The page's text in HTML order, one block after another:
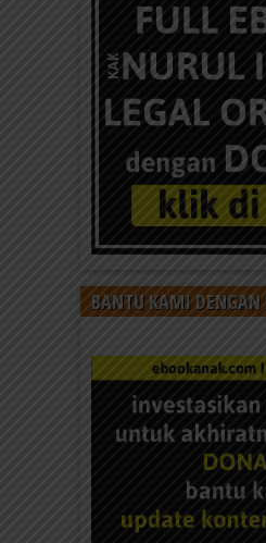
BANTU KAMI